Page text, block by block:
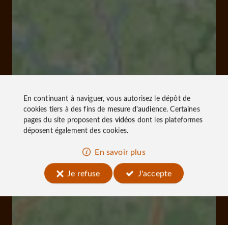
En continuant à naviguer, vous autorisez le dépôt de
cookies tiers à des fins de mesure d'audience. Certaines
pages du site proposent des vidéos dont les plateformes
déposent également des cookies.
En savoir plus
Je refuse
J'accepte